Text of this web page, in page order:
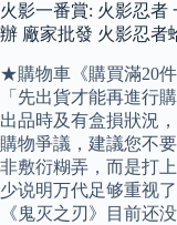
火影一番賞: 火影忍者
辦 廠家批發 火影忍者
★購物車《購買滿20
「先出貨才能再進行
出品時及有盒損狀況
購物爭議，建議您不
非敷衍糊弄，而是打
少说明万代足够重视
《鬼灭之刃》目前还